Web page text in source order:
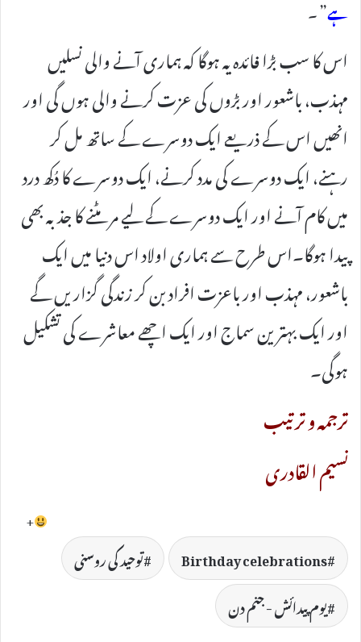
ہے” ۔
اس کا سب بڑا فائدہ یہ ہوگا کہ ہماری آنے والی نسلیں
مہذب، باشعور اور بڑوں کی عزت کرنے والی ہوں گی اور
انھیں اس کے ذریعے ایک دوسرے کے ساتھ مل کر
رہنے، ایک دوسرے کی مدد کرنے، ایک دوسرے کا دُکھ درد
میں کام آنے اور ایک دوسرے کے لیے مر مٹنے کا جذبہ بھی
پیدا ہوگا۔اس طرح سے ہماری اولاد اس دنیا میں ایک
باشعور، مہذب اور باعزت افراد بن کر زندگی گزاریں گے
اور ایک بہترین سماج اور ایک اچھے معاشرے کی تشکیل
ہوگی۔
ترجمہ و ترتیب
نسیم القادری
+
Birthday celebrations
توحید کی روسنی
یوم پیدائش - جنم دن